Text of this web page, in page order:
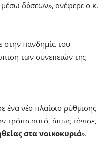
μέσω δόσεων», ανέφερε ο κ.
στην πανδημία του
των συνεπειών της
ένα νέο πλαίσιο ρύθμισης
τρόπο αυτό, όπως τόνισε,
στα νοικοκυριά».